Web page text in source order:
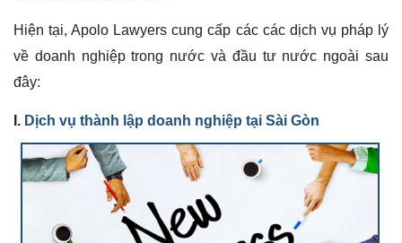
Hiện tại, Apolo Lawyers cung cấp các các dịch vụ pháp lý
về doanh nghiệp trong nước và đầu tư nước ngoài sau
đây:
I. Dịch vụ thành lập doanh nghiệp tại Sài Gòn